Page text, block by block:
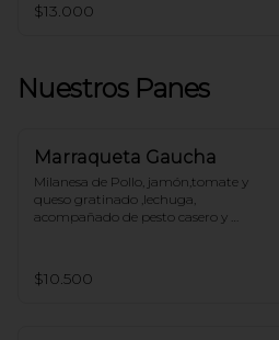
$13.000
Nuestros Panes
Marraqueta Gaucha
Milanesa de Pollo, jamón,tomate y
queso gratinado ,lechuga,
acompañado de pesto casero y
$10.500